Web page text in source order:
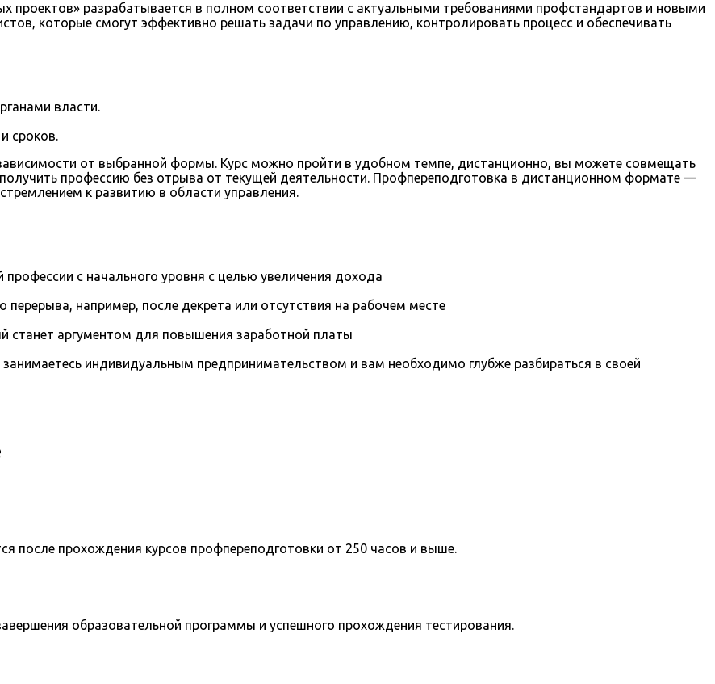
проектов» разрабатывается в полном соответствии с актуальными требованиями профстандартов и новыми
которые смогут эффективно решать задачи по управлению, контролировать процесс и обеспечивать
власти.
сроков.
от выбранной формы. Курс можно пройти в удобном темпе, дистанционно, вы можете совмещать
профессию без отрыва от текущей деятельности. Профпереподготовка в дистанционном формате —
к развитию в области управления.
с начального уровня с целью увеличения дохода
например, после декрета или отсутствия на рабочем месте
станет аргументом для повышения заработной платы
индивидуальным предпринимательством и вам необходимо глубже разбираться в своей
после прохождения курсов профпереподготовки от 250 часов и выше.
образовательной программы и успешного прохождения тестирования.